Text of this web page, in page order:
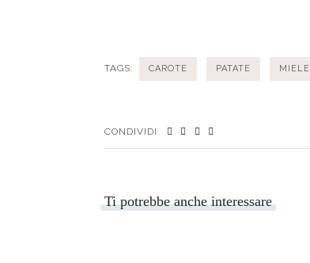
TAGS: CAROTE PATATE MIELE
CONDIVIDI
Ti potrebbe anche interessare